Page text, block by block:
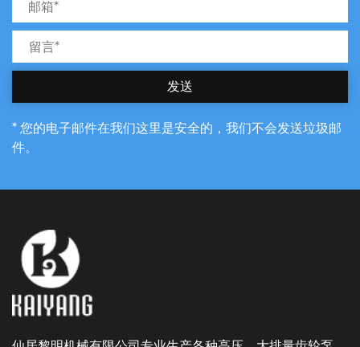
我们距离宁波港很近，将货物运送到任何其他国家
快捷。
发送
* 您的电子邮件在我们这里是安全的，我们不会发送垃圾邮
件。